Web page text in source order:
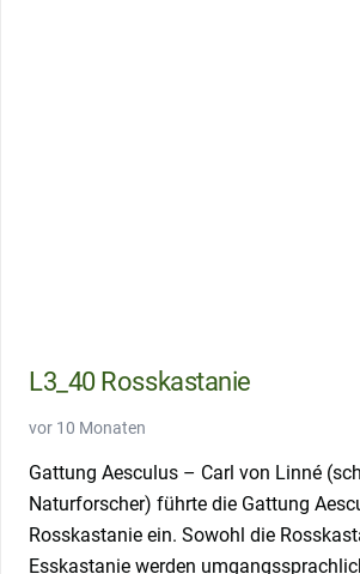
L3_40 Rosskastanie
vor 10 Monaten
Gattung Aesculus – Carl von Linné
Naturforscher) führte die Gattung
Rosskastanie ein. Sowohl die
Esskastanie werden